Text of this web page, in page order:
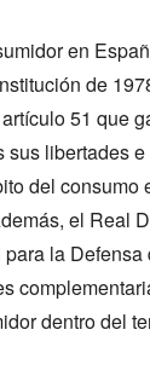
en
de
51 que
libertades
del consumo
el Real
la
dentro del